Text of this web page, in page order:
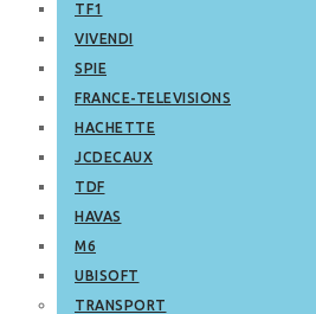
TF1
VIVENDI
SPIE
FRANCE-TELEVISIONS
HACHETTE
JCDECAUX
TDF
HAVAS
M6
UBISOFT
TRANSPORT